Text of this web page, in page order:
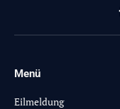
Menü
Eilmeldung